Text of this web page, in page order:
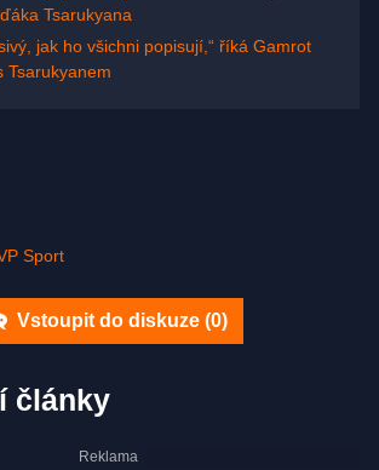
Tsarukyana
jak ho všichni popisují,“ říká Gamrot
Tsarukyanem
Sport
Vstoupit do diskuze (0)
články